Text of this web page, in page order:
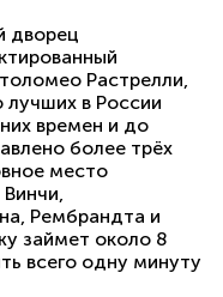
дворец
Растрелли,
лучших в России
времен и до
более трёх
место
Рембрандта и
займет около 8
всего одну минуту